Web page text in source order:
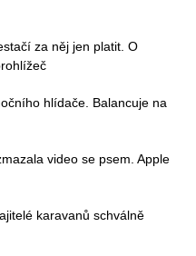
za něj jen platit. O
hlídače. Balancuje na
video se psem. Apple
karavanů schválně